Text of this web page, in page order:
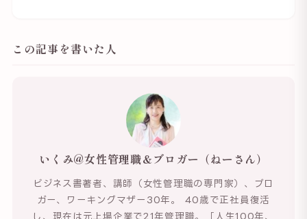
この記事を書いた人
いくみ@女性管理職＆ブロガー（ねーさん）
ビジネス書著者、講師（女性管理職の専門家）、ブロ
ガー、ワーキングマザー30年。 40歳で正社員復活
し、現在は元上場企業で21年管理職。「人生100年、